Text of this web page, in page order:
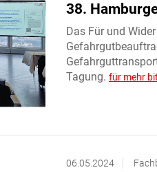
38.
Das Für und
Tagung. für mehr
06.05.2024